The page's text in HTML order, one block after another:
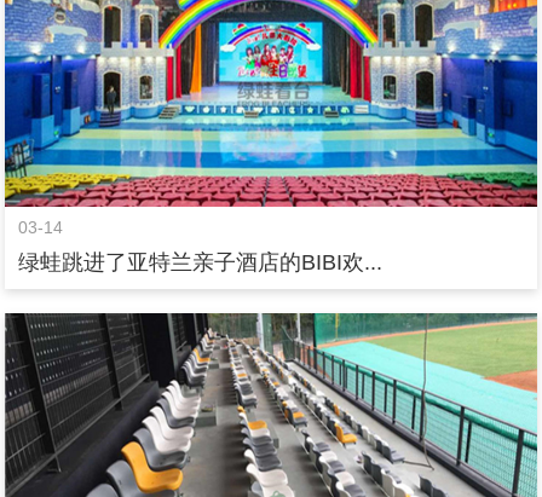
03-14
绿蛙跳进了亚特兰亲子酒店的BIBI欢...